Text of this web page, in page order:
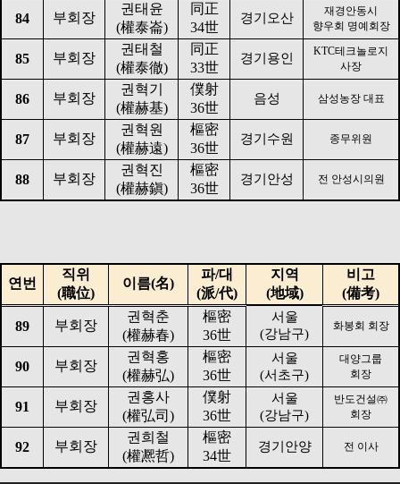
84 부회장
권태윤
(權泰崙)
同正
34世
경기오산
재경안동시
향우회 명예회장
85 부회장
권태철
(權泰徹)
同正
33世
경기용인 KTC테크놀로지
사장
86 부회장
권혁기
(權赫基)
僕射
36世
음성 삼성농장 대표
87 부회장
권혁원
(權赫遠)
樞密
36世
경기수원 종무위원
88 부회장
권혁진
(權赫鎭)
樞密
36世
경기안성 전 안성시의원
연번
직위
(職位)
이름(名)
파/대
(派/代)
지역
(地域)
비고
(備考)
89 부회장
권혁춘
(權赫春)
樞密
36世
서울
(강남구)
화봉회 회장
90 부회장
권혁홍
(權赫弘)
樞密
36世
서울
(서초구)
대양그룹
회장
91 부회장
권홍사
(權弘司 )
僕射
36世
서울
(강남구)
반도건설㈜
회장
92 부회장
권희철
(權凞哲)
樞密
34世
경기안양 전 이사